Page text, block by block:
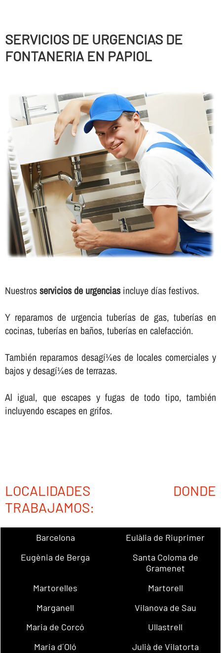
SERVICIOS DE URGENCIAS DE
FONTANERIA EN PAPIOL
Nuestrosservicios de urgenciasincluye dí­as festivos.
Y reparamos de urgencia tuberí­as de gas, tuberí­as en
cocinas, tuberí­as en baños, tuberí­as en calefacción.
También reparamos desagí¼es de locales comerciales y
bajos y desagí¼es de terrazas.
Al igual, que escapes y fugas de todo tipo, también
incluyendo escapes en grifos.
LOCALIDADES DONDE
TRABAJAMOS:
Barcelona
Eulàlia de Riuprimer
Eugènia de Berga
Santa Coloma de
Gramenet
Martorelles
Martorell
Marganell
Vilanova de Sau
Maria de Corcó
Ullastrell
Maria d´Oló
Julià de Vilatorta